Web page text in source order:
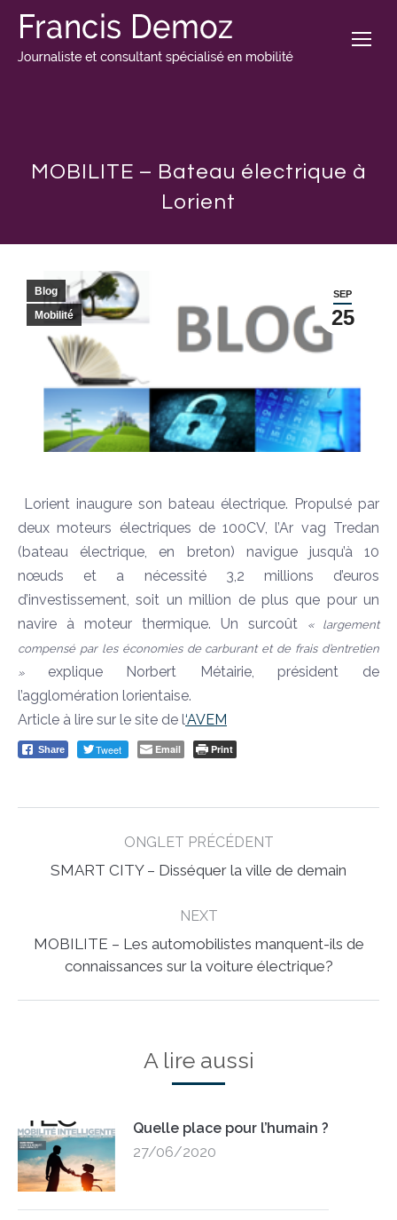
MOBILITE – Bateau électrique à
Lorient
SEP
25
Blog
Mobilité
Lorient inaugure son bateau électrique. Propulsé par
deux moteurs électriques de 100CV, l’Ar vag Tredan
(bateau électrique, en breton) navigue jusqu’à 10
nœuds et a nécessité 3,2 millions d’euros
d’investissement, soit un million de plus que pour un
navire à moteur thermique. Un surcoût
« largement
compensé par les économies de carburant et de frais d’entretien
»explique Norbert Métairie, président de
l’agglomération lorientaise.
Article à lire sur le site de l‘AVEM
Share Tweet Email Print
ONGLET PRÉCÉDENT
Previous
SMART CITY – Disséquer la ville de demain
NEXT
Next
post:
MOBILITE – Les automobilistes manquent-ils de
connaissances sur la voiture électrique?
A lire aussi
Quelle place pour l’humain ?
27/06/2020